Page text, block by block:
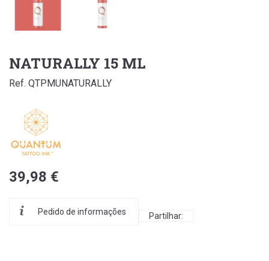
NATURALLY 15 ML
Ref. QTPMUNATURALLY
39,98 €
Pedido de informações Partilhar: